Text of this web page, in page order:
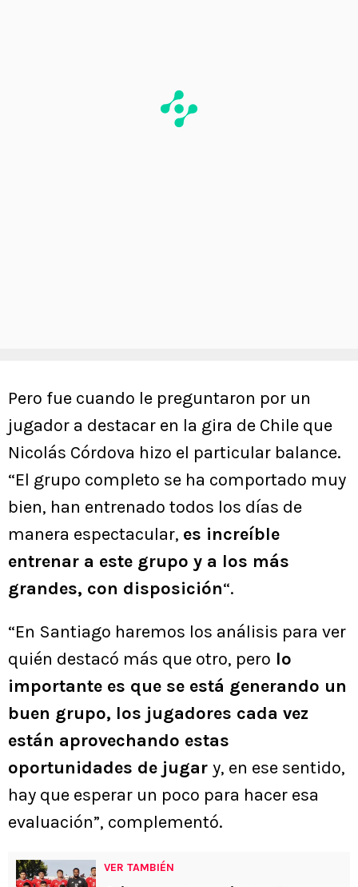
Pero fue cuando le preguntaron por un
jugador a destacar en la gira de Chile que
Nicolás Córdova hizo el particular balance.
“El grupo completo se ha comportado muy
bien, han entrenado todos los días de
manera espectacular, es increíble
entrenar a este grupo y a los más
grandes, con disposición“.
“En Santiago haremos los análisis para ver
quién destacó más que otro, pero lo
importante es que se está generando un
buen grupo, los jugadores cada vez
están aprovechando estas
oportunidades de jugar y, en ese sentido,
hay que esperar un poco para hacer esa
evaluación”, complementó.
VER TAMBIÉN